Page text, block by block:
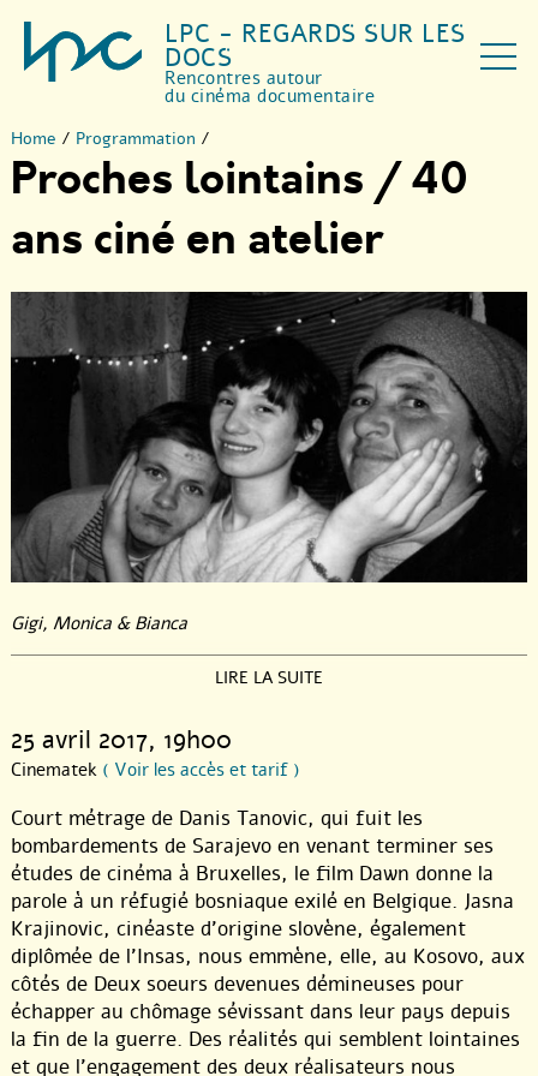
LPC - REGARDS SUR LES
DOCS
Rencontres autour
du cinéma documentaire
Home / Programmation /
Proches lointains / 40
ans ciné en atelier
Gigi, Monica & Bianca
40 ANS DE CINEMA EN ATELIER
place « des petites communautés naturelles et autonomes mues
par un projet commun, rassemblées par des affinités électives,
infrastructures de production et de diffusion soutenues par
l’aide publique, des communautés artisanales ouvertes et
accueillantes au monde extérieur, dont la taille, petite,
assurerait la vitalité, le dynamisme, la souplesse ». En un mot :
les ateliers.
Leur mission commune - aider le développement, la production
et la diffusion des film d’auteurs en Belgique francophone–
s’organise selon trois types d’accompagnement : les ateliers
créés directement au sein des écoles de cinéma (INSAS, IAD, La
Cambre ou A.P.A.C.H), ceux d’accueil (CBA et WIP), chargés de
LIRE LA SUITE
25 avril 2017, 19h00
Cinematek ( Voir les accès et tarif )
Court métrage de Danis Tanovic, qui fuit les
bombardements de Sarajevo en venant terminer ses
études de cinéma à Bruxelles, le film Dawn donne la
parole à un réfugié bosniaque exilé en Belgique. Jasna
Krajinovic, cinéaste d’origine slovène, également
diplômée de l’Insas, nous emmène, elle, au Kosovo, aux
côtés de Deux soeurs devenues démineuses pour
échapper au chômage sévissant dans leur pays depuis
la fin de la guerre. Des réalités qui semblent lointaines
et que l’engagement des deux réalisateurs nous